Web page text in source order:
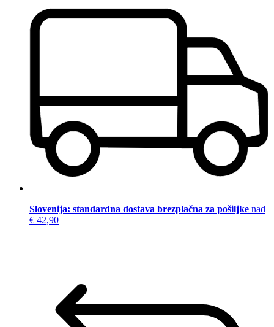
Slovenija: standardna dostava brezplačna za pošiljke nad
€ 42,90